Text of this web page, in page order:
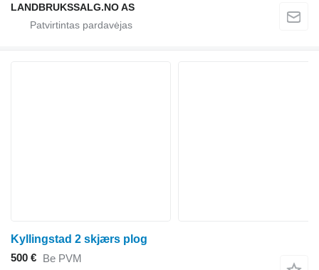
LANDBRUKSSALG.NO AS
Kyllingstad 2 skjærs plog
500 €
Be PVM